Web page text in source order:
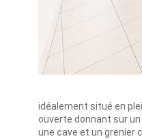
idéalement situé en
ouverte donnant sur
une cave et un grenier